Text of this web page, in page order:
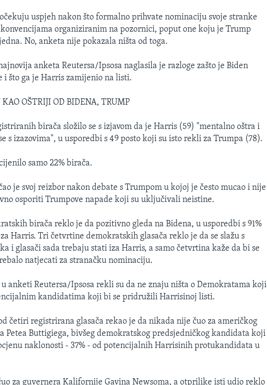
uspjeh nakon što formalno prihvate nominaciju svoje stranke
organiziranim na pozornici, poput one koju je Trump
No, anketa nije pokazala ništa od toga.
anketa Reutersa/Ipsosa naglasila je razloge zašto je Biden
i što ga je Harris zamijenio na listi.
OŠTRIJI OD BIDENA, TRUMP
birača složilo se s izjavom da je Harris (59) "mentalno oštra i
s izazovima", u usporedbi s 49 posto koji su isto rekli za Trumpa (78).
samo 22% birača.
je svoj reizbor nakon debate s Trumpom u kojoj je često mucao i nije
osporiti Trumpove napade koji su uključivali neistine.
birača reklo je da pozitivno gleda na Bidena, u usporedbi s 91%
Harris. Tri četvrtine demokratskih glasača reklo je da se slažu s
i glasači sada trebaju stati iza Harris, a samo četvrtina kaže da bi se
natjecati za stranačku nominaciju.
anketi Reutersa/Ipsosa rekli su da ne znaju ništa o Demokratama koji
kandidatima koji bi se pridružili Harrisinoj listi.
četiri registrirana glasača rekao je da nikada nije čuo za američkog
Petea Buttigiega, bivšeg demokratskog predsjedničkog kandidata koji
naklonosti - 37% - od potencijalnih Harrisinih protukandidata u
za guvernera Kalifornije Gavina Newsoma, a otprilike isti udio reklo